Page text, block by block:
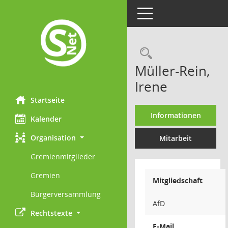
Startseite
Kalender
Organisation
Gremienmitglieder
Gremien
Bürgerversammlung
Rechtstexte
Toggle navigation
Müller-Rein,
Irene
Informationen
Mitarbeit
Mitgliedschaft
AfD